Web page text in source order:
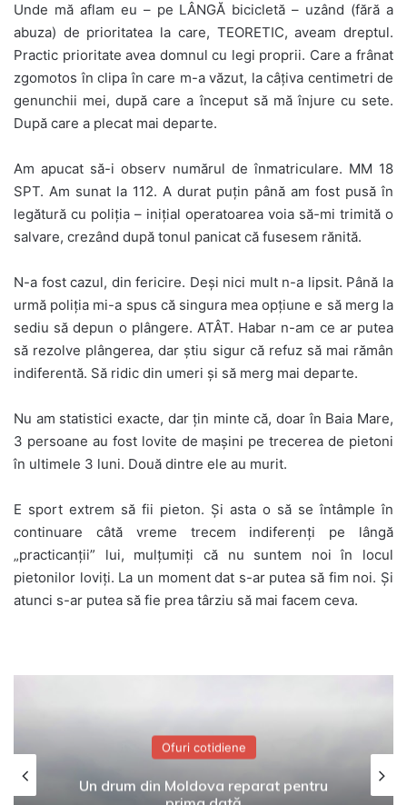
Unde mă aflam eu – pe LÂNGĂ bicicletă – uzând (fără a
abuza) de prioritatea la care, TEORETIC, aveam dreptul.
Practic prioritate avea domnul cu legi proprii. Care a frânat
zgomotos în clipa în care m-a văzut, la câţiva centimetri de
genunchii mei, după care a început să mă înjure cu sete.
După care a plecat mai departe.
Am apucat să-i observ numărul de înmatriculare. MM 18
SPT. Am sunat la 112. A durat puţin până am fost pusă în
legătură cu poliţia – iniţial operatoarea voia să-mi trimită o
salvare, crezând după tonul panicat că fusesem rănită.
N-a fost cazul, din fericire. Deşi nici mult n-a lipsit. Până la
urmă poliţia mi-a spus că singura mea opţiune e să merg la
sediu să depun o plângere. ATÂT. Habar n-am ce ar putea
să rezolve plângerea, dar ştiu sigur că refuz să mai rămân
indiferentă. Să ridic din umeri şi să merg mai departe.
Nu am statistici exacte, dar ţin minte că, doar în Baia Mare,
3 persoane au fost lovite de maşini pe trecerea de pietoni
în ultimele 3 luni. Două dintre ele au murit.
E sport extrem să fii pieton. Şi asta o să se întâmple în
continuare câtă vreme trecem indiferenţi pe lângă
„practicanţii” lui, mulţumiţi că nu suntem noi în locul
pietonilor loviţi. La un moment dat s-ar putea să fim noi. Şi
atunci s-ar putea să fie prea târziu să mai facem ceva.
Ofuri cotidiene
Un drum din Moldova reparat pentru